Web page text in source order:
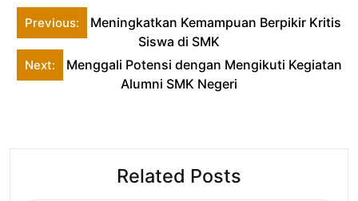
Post
navigation
Previous:
Meningkatkan Kemampuan Berpikir Kritis
Siswa di SMK
Next:
Menggali Potensi dengan Mengikuti Kegiatan
Alumni SMK Negeri
Related Posts